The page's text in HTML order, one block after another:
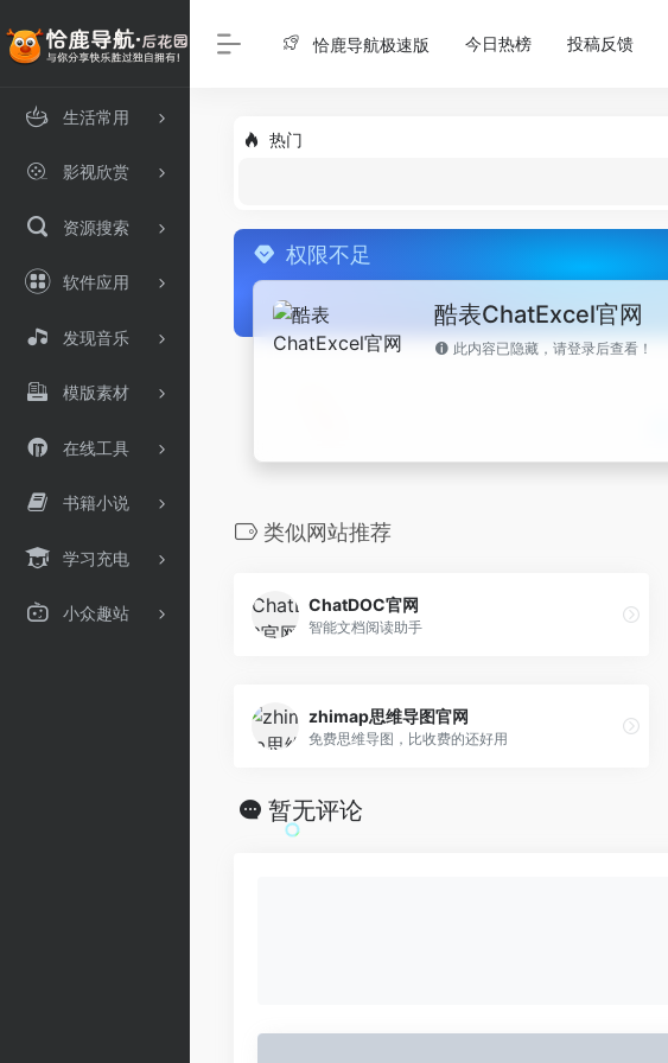
生活常用
影视欣赏
资源搜索
软件应用
发现音乐
模版素材
在线工具
书籍小说
学习充电
小众趣站
恰鹿导航极速版 今日热榜 投稿反馈
热门
权限不足
酷表ChatExcel官网
此内容已隐藏，请登录后查看！
类似网站推荐
ChatDOC官网
智能文档阅读助手
zhimap思维导图官网
免费思维导图，比收费的还好用
暂无评论